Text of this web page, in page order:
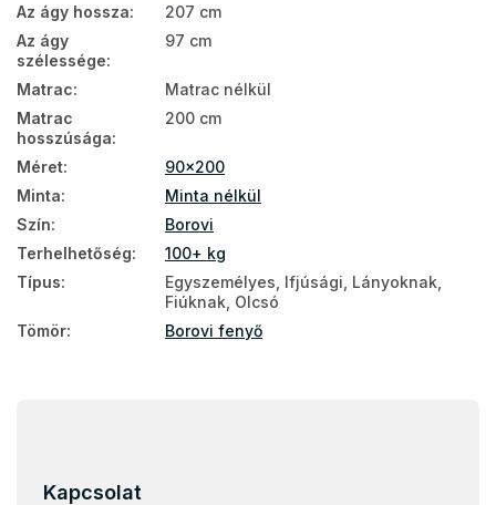
Az ágy hossza:
207 cm
Az ágy
szélessége:
97 cm
Matrac:
Matrac nélkül
Matrac
hosszúsága:
200 cm
Méret:
90x200
Minta:
Minta nélkül
Szín:
Borovi
Terhelhetőség:
100+ kg
Típus:
Egyszemélyes, Ifjúsági, Lányoknak,
Fiúknak, Olcsó
Tömör: Borovi fenyő
Kapcsolat